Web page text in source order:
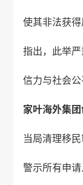
使其非法获
指出，此举
信力与社会公
家叶海外集
当局清理移
警示所有申请